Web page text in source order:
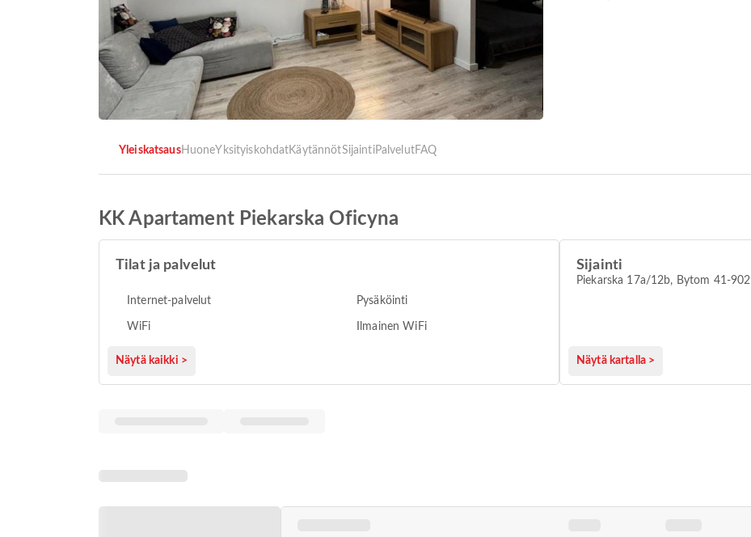
YleiskatsausHuoneYksityiskohdatKäytännötSijaintiPalvelutFAQ
KK Apartament Piekarska Oficyna
Tilat ja palvelut
Internet-palvelut Pysäköinti
WiFi Ilmainen WiFi
Näytä kaikki >
Sijainti
Piekarska 17a/12b, Bytom 41-902
Näytä kartalla >